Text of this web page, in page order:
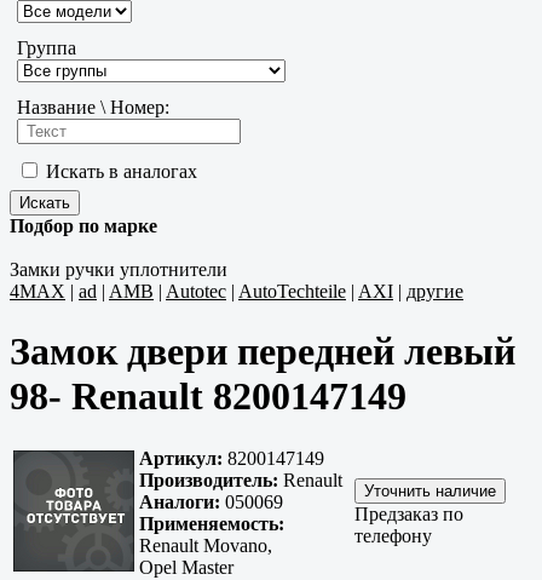
Группа
Название \ Номер:
Искать в аналогах
Подбор по марке
Замки ручки уплотнители
4MAX | ad | AMB | Autotec | AutoTechteile | AXI | другие
Замок двери передней левый
98- Renault 8200147149
Артикул: 8200147149
Производитель: Renault
Аналоги: 050069
Применяемость:
Renault Movano,
Opel Master
Предзаказ по
телефону